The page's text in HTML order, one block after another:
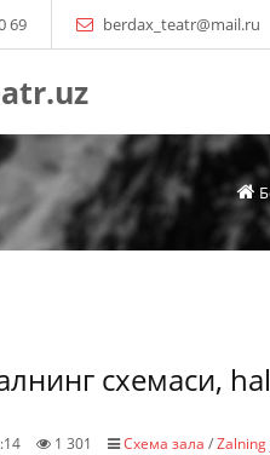
69 berdax_teatr@mail.ru
схемаси,
1 301 Схема зала /Zalning